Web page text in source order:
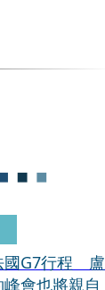
國G7行程 盧
會也將親自